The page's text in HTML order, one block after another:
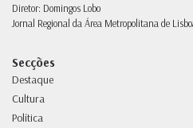
Diretor: Domingos Lobo
Jornal Regional da Área Metropolitana de
Secções
Destaque
Cultura
Política